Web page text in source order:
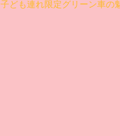
子ども連れ限定グリーン車の